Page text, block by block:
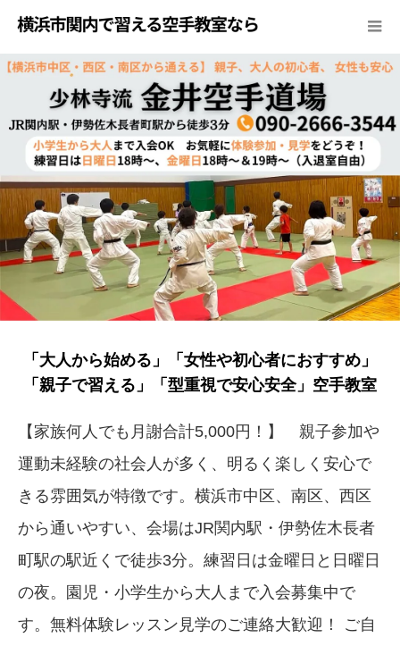
「大人から始める」「女性や初心者におすすめ」
「親子で習える」「型重視で安心安全」空手教室
【家族何人でも月謝合計5,000円！】 親子参加や
運動未経験の社会人が多く、明るく楽しく安心で
きる雰囲気が特徴です。横浜市中区、南区、西区
から通いやすい、会場はJR関内駅・伊勢佐木長者
町駅の駅近くで徒歩3分。練習日は金曜日と日曜日
の夜。園児・小学生から大人まで入会募集中で
す。無料体験レッスン見学のご連絡大歓迎！ ご自